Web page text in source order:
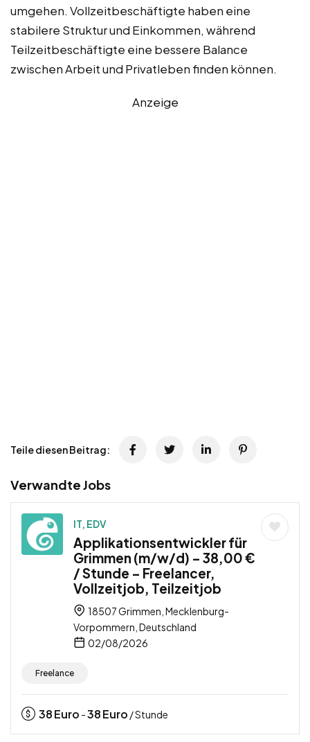
umgehen. Vollzeitbeschäftigte haben eine
stabilere Struktur und Einkommen, während
Teilzeitbeschäftigte eine bessere Balance
zwischen Arbeit und Privatleben finden können.
Anzeige
Teile diesen Beitrag:
Verwandte Jobs
IT, EDV
Applikationsentwickler für
Grimmen (m/w/d) – 38,00 €
/ Stunde – Freelancer,
Vollzeitjob, Teilzeitjob
18507 Grimmen, Mecklenburg-
Vorpommern, Deutschland
02/08/2026
Freelance
38Euro -38Euro / Stunde